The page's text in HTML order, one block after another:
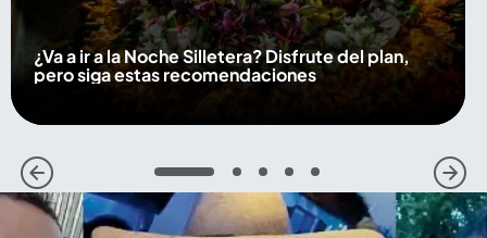
¿Va a ir a la Noche Silletera? Disfrute del plan,
pero siga estas recomendaciones
1 2 3 4 5